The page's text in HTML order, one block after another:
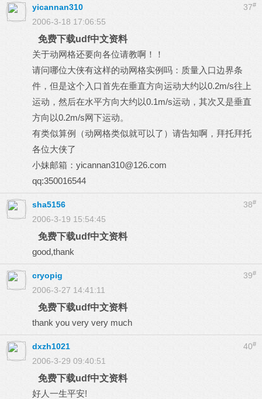
37#
yicannan310
2006-3-18 17:06:55
免费下载udf中文资料
关于动网格还要向各位请教啊！！
请问哪位大侠有这样的动网格实例吗：质量入口边界条
件，但是这个入口首先在垂直方向运动大约以0.2m/s往上
运动，然后在水平方向大约以0.1m/s运动，其次又是垂直
方向以0.2m/s网下运动。
有类似算例（动网格类似就可以了）请告知啊，拜托拜托
各位大侠了
小妹邮箱：yicannan310@126.com
qq:350016544
38#
sha5156
2006-3-19 15:54:45
免费下载udf中文资料
good,thank
39#
cryopig
2006-3-27 14:41:11
免费下载udf中文资料
thank you very very much
40#
dxzh1021
2006-3-29 09:40:51
免费下载udf中文资料
好人一生平安!